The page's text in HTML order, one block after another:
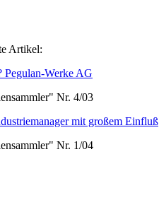
Artikel:
Pegulan-Werke AG
Nr. 4/03
mit großem Einfluß
Nr. 1/04